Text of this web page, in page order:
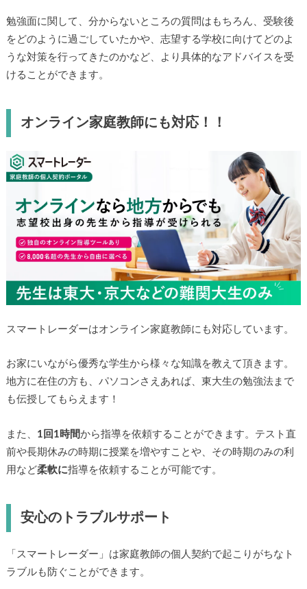
勉強面に関して、分からないところの質問はもちろん、受験後
をどのように過ごしていたかや、志望する学校に向けてどのよ
うな対策を行ってきたのかなど、より具体的なアドバイスを受
けることができます。
オンライン家庭教師にも対応！！
スマートレーダーはオンライン家庭教師にも対応しています。
お家にいながら優秀な学生から様々な知識を教えて頂きます。
地方に在住の方も、パソコンさえあれば、東大生の勉強法まで
も伝授してもらえます！
また、 1回1時間から指導を依頼することができます。テスト直
前や長期休みの時期に授業を増やすことや、その時期のみの利
用など柔軟に指導を依頼することが可能です。
安心のトラブルサポート
「スマートレーダー」は家庭教師の個人契約で起こりがちなト
ラブルも防ぐことができます。